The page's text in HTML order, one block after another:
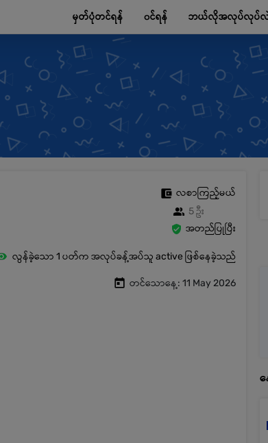
မှတ်ပုံတင်ရန် ၀င်ရန် ဘယ်လိုအလုပ်လုပ်
လစာကြည့်မယ်
5 ဦး
အတည်ပြုပြီး
လွန်ခဲ့သော 1 ပတ်က အလုပ်ခန့်အပ်သူ active ဖြစ်နေခဲ့သည်
တင်သောနေ့: 11 May 2026